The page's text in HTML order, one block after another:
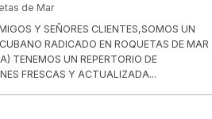
de Mar
Y SEÑORES CLIENTES,SOMOS UN
RADICADO EN ROQUETAS DE MAR
TENEMOS UN REPERTORIO DE
FRESCAS Y ACTUALIZADA...